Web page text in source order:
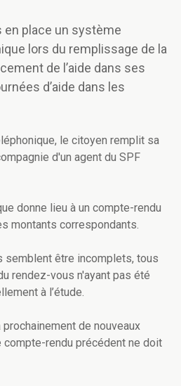
en place un système
lors du remplissage de la
de l’aide dans ses
d’aide dans les
le citoyen remplit sa
d'un agent du SPF
donne lieu à un compte-rendu
montants correspondants.
semblent être incomplets, tous
rendez-vous n'ayant pas été
à l’étude.
de nouveaux
compte-rendu précédent ne doit